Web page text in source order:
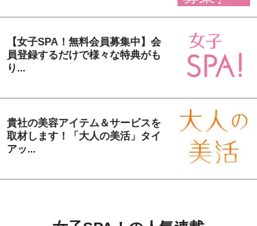
【女子SPA！無料会員募集中】会
員登録するだけで様々な特典がも
り...
貴社の美容アイテム＆サービスを
取材します！「大人の美活」タイ
アッ...